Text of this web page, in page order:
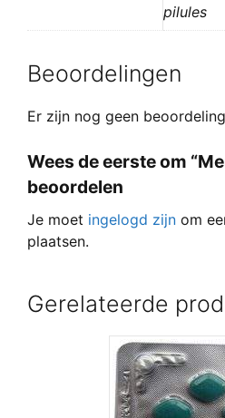
pilules
Beoordelingen
Er zijn nog geen
Wees de eerste om
beoordelen
Je moet ingelogd zijn om
plaatsen.
Gerelateerde